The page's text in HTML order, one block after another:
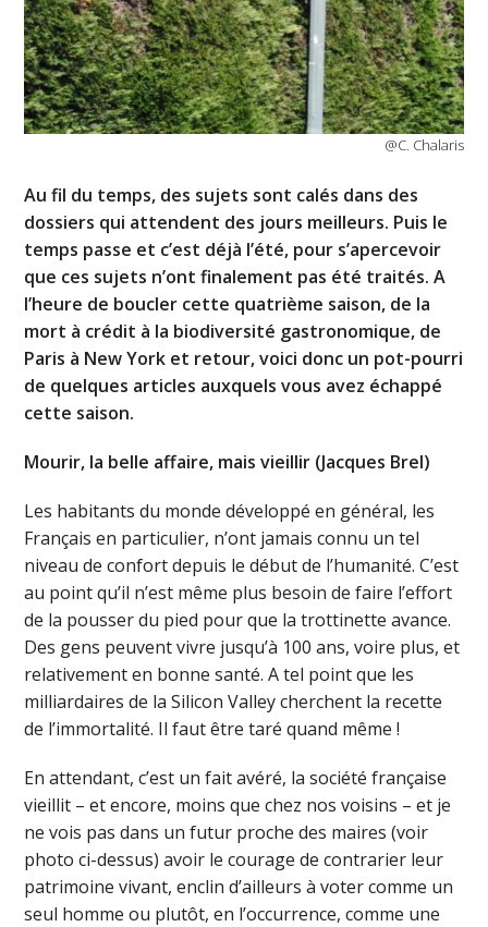
@C. Chalaris
Au fil du temps, des sujets sont calés dans des
dossiers qui attendent des jours meilleurs. Puis le
temps passe et c’est déjà l’été, pour s’apercevoir
que ces sujets n’ont finalement pas été traités. A
l’heure de boucler cette quatrième saison, de la
mort à crédit à la biodiversité gastronomique, de
Paris à New York et retour, voici donc un pot-pourri
de quelques articles auxquels vous avez échappé
cette saison.
Mourir, la belle affaire, mais vieillir (Jacques Brel)
Les habitants du monde développé en général, les
Français en particulier, n’ont jamais connu un tel
niveau de confort depuis le début de l’humanité. C’est
au point qu’il n’est même plus besoin de faire l’effort
de la pousser du pied pour que la trottinette avance.
Des gens peuvent vivre jusqu’à 100 ans, voire plus, et
relativement en bonne santé. A tel point que les
milliardaires de la Silicon Valley cherchent la recette
de l’immortalité. Il faut être taré quand même !
En attendant, c’est un fait avéré, la société française
vieillit – et encore, moins que chez nos voisins – et je
ne vois pas dans un futur proche des maires (voir
photo ci-dessus) avoir le courage de contrarier leur
patrimoine vivant, enclin d’ailleurs à voter comme un
seul homme ou plutôt, en l’occurrence, comme une